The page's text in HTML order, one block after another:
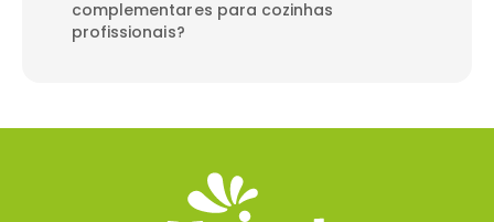
complementares para cozinhas
profissionais?